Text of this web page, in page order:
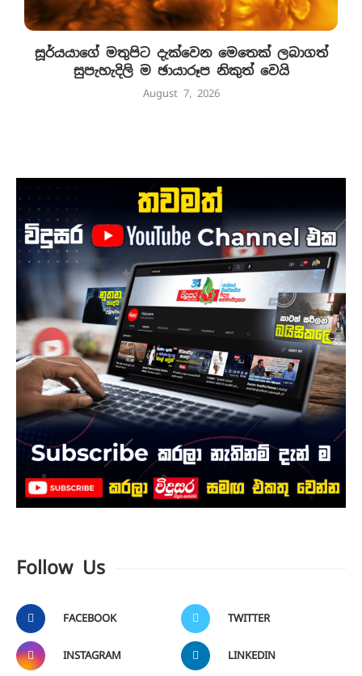
සූර්යයාගේ මතුපිට දැක්වෙන මෙතෙක් ලබාගත්
සුපැහැදිලි ම ඡායාරූප නිකුත් වෙයි
August 7, 2026
Follow Us
FACEBOOK TWITTER
INSTAGRAM LINKEDIN